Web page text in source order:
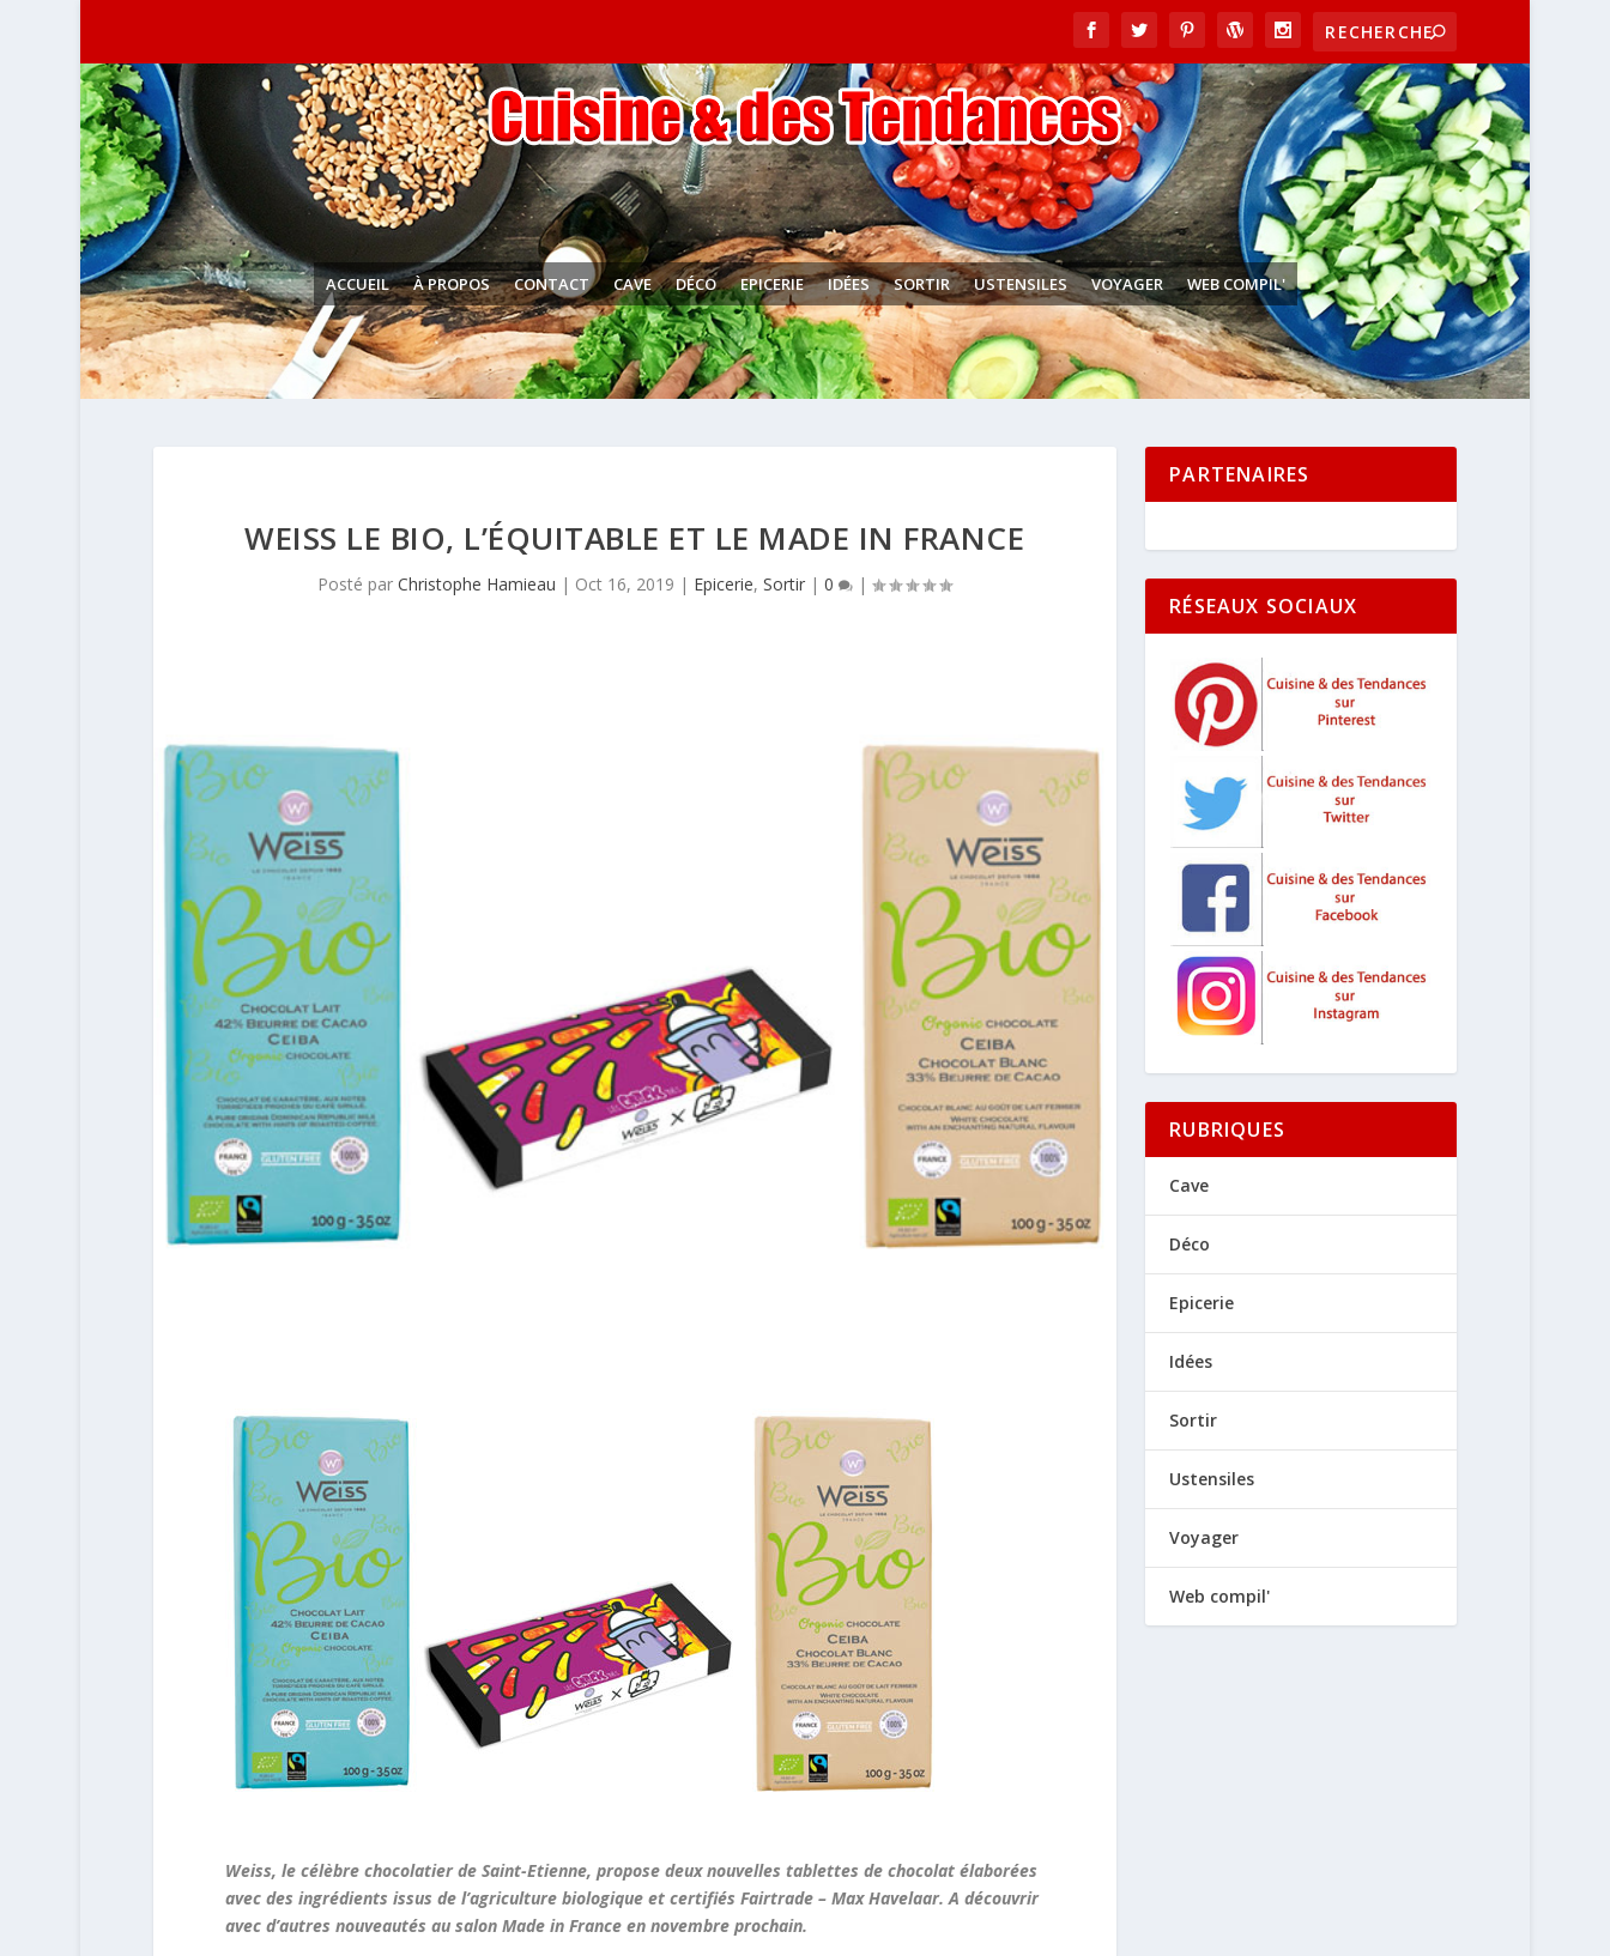
ACCUEIL À PROPOS CONTACT CAVE DÉCO EPICERIE IDÉES SORTIR USTENSILES VOYAGER WEB COMPIL'
WEISS LE BIO, L’ÉQUITABLE ET LE MADE IN FRANCE
Posté parChristophe Hamieau | Oct 16, 2019 | Epicerie,Sortir |0 |
Weiss, le célèbre chocolatier de Saint-Etienne, propose deux nouvelles tablettes de chocolat élaborées
avec des ingrédients issus de l’agriculture biologique et certifiés Fairtrade – Max Havelaar. A découvrir
avec d’autres nouveautés au salon Made in France en novembre prochain.
PARTENAIRES
RÉSEAUX SOCIAUX
RUBRIQUES
Cave
Déco
Epicerie
Idées
Sortir
Ustensiles
Voyager
Web compil'